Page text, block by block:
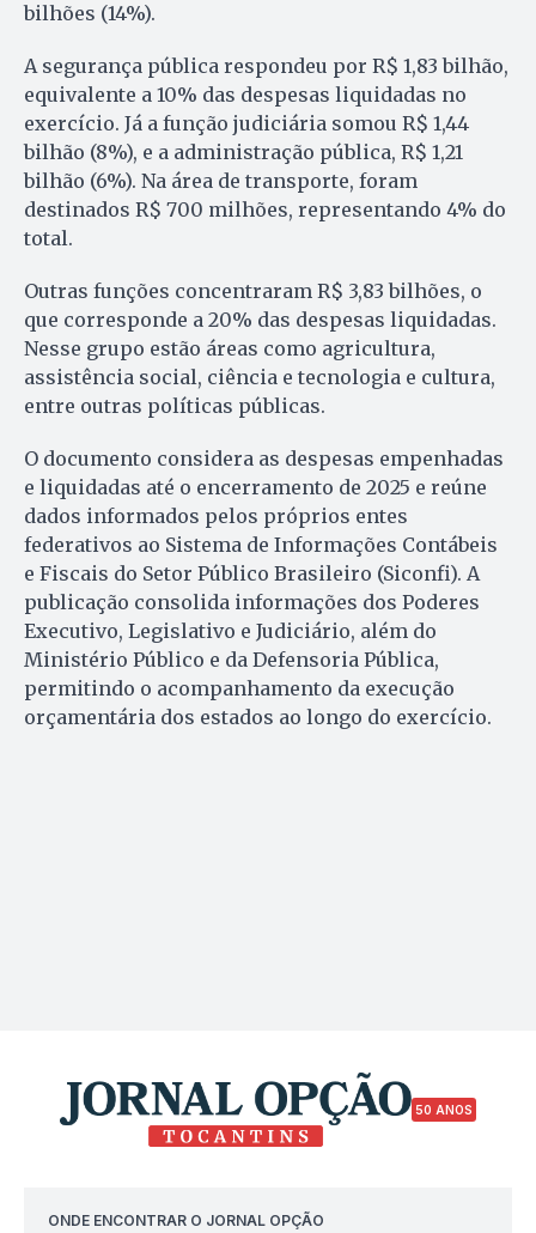
bilhões (14%).
A segurança pública respondeu por R$ 1,83 bilhão,
equivalente a 10% das despesas liquidadas no
exercício. Já a função judiciária somou R$ 1,44
bilhão (8%), e a administração pública, R$ 1,21
bilhão (6%). Na área de transporte, foram
destinados R$ 700 milhões, representando 4% do
total.
Outras funções concentraram R$ 3,83 bilhões, o
que corresponde a 20% das despesas liquidadas.
Nesse grupo estão áreas como agricultura,
assistência social, ciência e tecnologia e cultura,
entre outras políticas públicas.
O documento considera as despesas empenhadas
e liquidadas até o encerramento de 2025 e reúne
dados informados pelos próprios entes
federativos ao Sistema de Informações Contábeis
e Fiscais do Setor Público Brasileiro (Siconfi). A
publicação consolida informações dos Poderes
Executivo, Legislativo e Judiciário, além do
Ministério Público e da Defensoria Pública,
permitindo o acompanhamento da execução
orçamentária dos estados ao longo do exercício.
50 ANOS
ONDE ENCONTRAR O JORNAL OPÇÃO